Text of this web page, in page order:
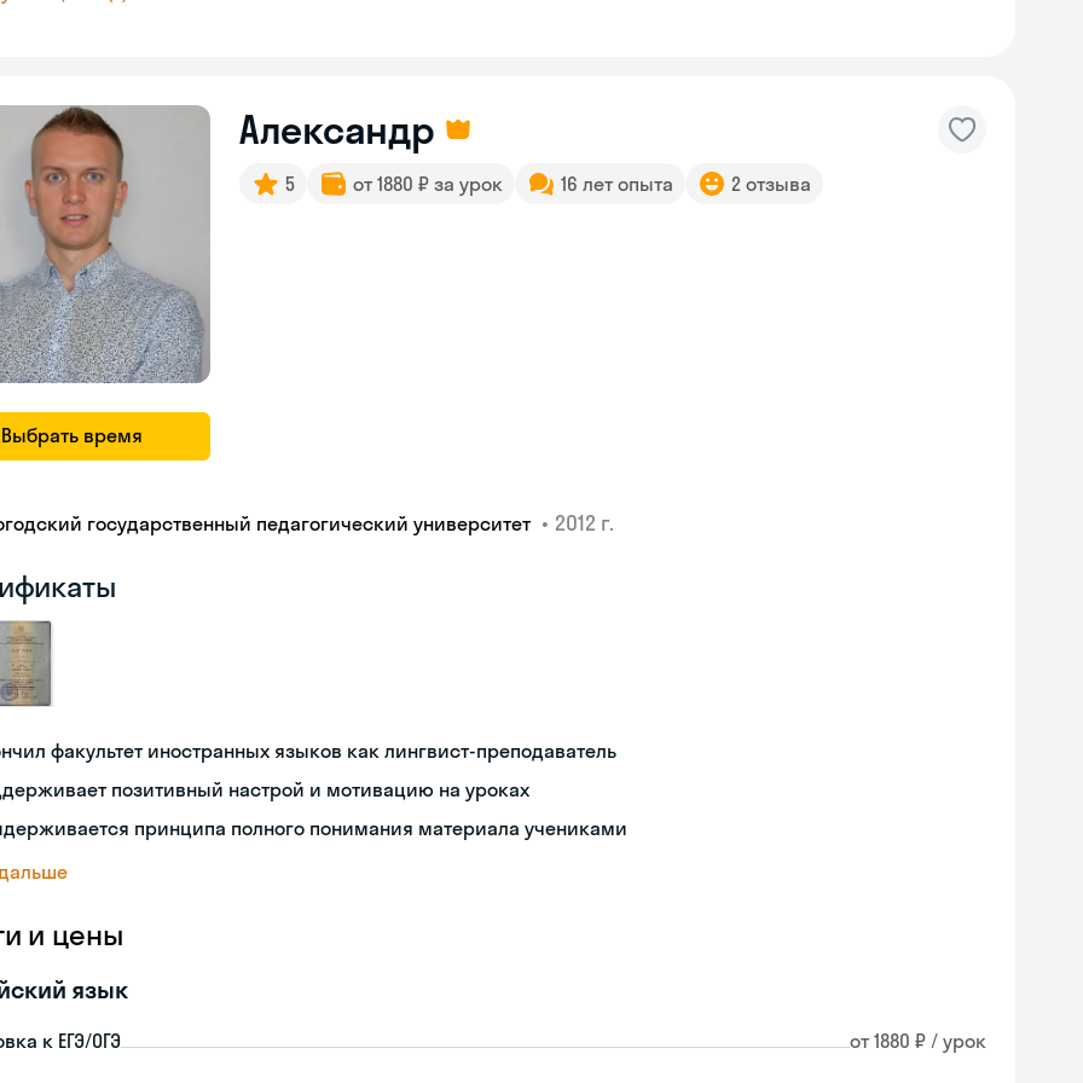
Выбрать время
Александр
5 от 1880 ₽ за урок 16 лет опыта 2 отзыва
государственный педагогический университет • 2012 г.
факультет иностранных языков как лингвист-преподаватель
позитивный настрой и мотивацию на уроках
принципа полного понимания материала учениками
и цены
язык
к ЕГЭ/ОГЭ от 1880 ₽ / урок
Skyeng Chat